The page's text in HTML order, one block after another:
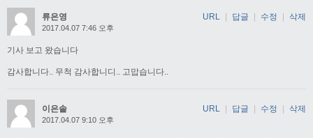
류은영
2017.04.07 7:46 오후
기사 보고 왔습니다
감사합니다.. 무척 감사합니디.. 고맙습니다..
URL 답글 수정 삭제
이은솔
2017.04.07 9:10 오후
URL | 답글 | 수정 | 삭제